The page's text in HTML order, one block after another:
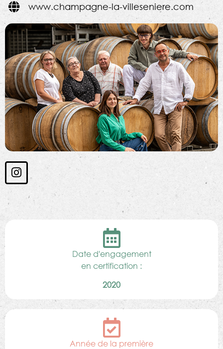
www.champagne-la-villeseniere.com
Date d'engagement
en certification :
2020
Année de la première